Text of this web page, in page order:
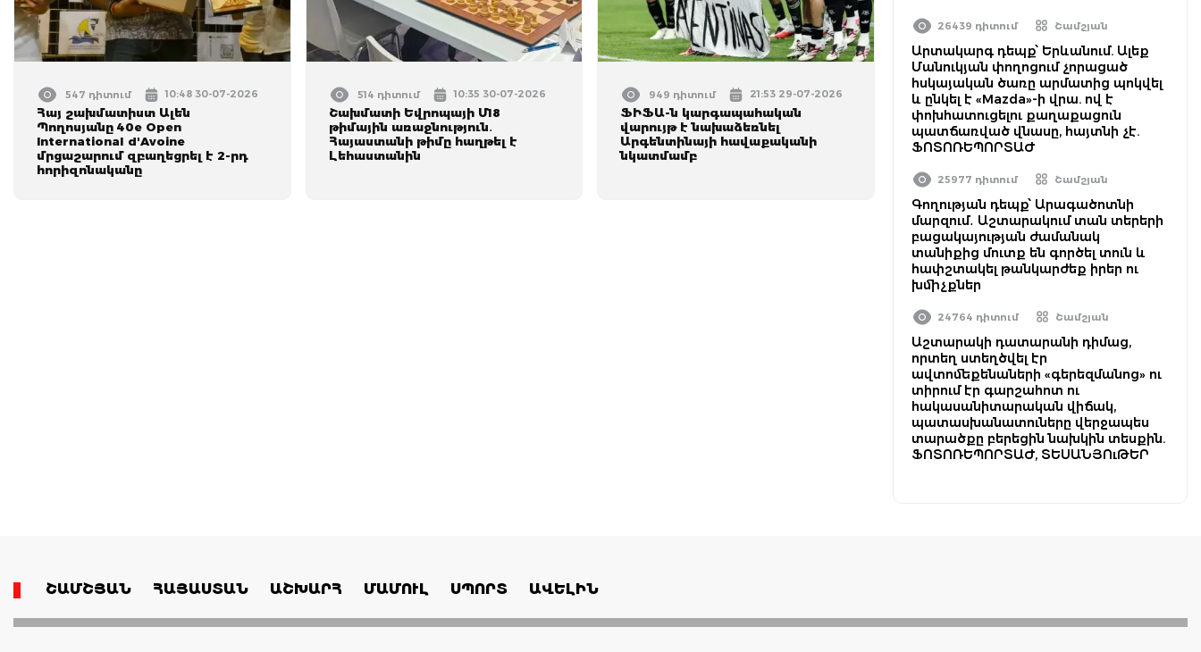
547 դիտում 10:48 30-07-2026
Հայ շախմատիստ Ալեն
Պողոսյանը 40e Open
International d'Avoine
մրցաշարում զբաղեցրել է 2-րդ
հորիզոնականը
514 դիտում 10:35 30-07-2026
Շախմատի Եվրոպայի Մ18
թիմային առաջնություն․
Հայաստանի թիմը հաղթել է
Լեհաստանին
949 դիտում 21:53 29-07-2026
ՖԻՖԱ-ն կարգապահական
վարույթ է նախաձեռնել
Արգենտինայի հավաքականի
նկատմամբ
26439 դիտում Շամշյան
Արտակարգ դեպք՝ Երևանում. Ալեք
Մանուկյան փողոցում չորացած
հսկայական ծառը արմատից պոկվել
և ընկել է «Mazda»-ի վրա. ով է
փոխհատուցելու քաղաքացուն
պատճառված վնասը, հայտնի չէ.
ՖՈՏՈՌԵՊՈՐՏԱԺ
25977 դիտում Շամշյան
Գողության դեպք՝ Արագածոտնի
մարզում․ Աշտարակում տան տերերի
բացակայության ժամանակ
տանիքից մուտք են գործել տուն և
հափշտակել թանկարժեք իրեր ու
խմիչքներ
24764 դիտում Շամշյան
Աշտարակի դատարանի դիմաց,
որտեղ ստեղծվել էր
ավտոմեքենաների «գերեզմանոց» ու
տիրում էր գարշահոտ ու
հակասանիտարական վիճակ,
պատասխանատուները վերջապես
տարածքը բերեցին նախկին տեսքին.
ՖՈՏՈՌԵՊՈՐՏԱԺ, ՏԵՍԱՆՅՈւԹԵՐ
ՇԱՄՇՅԱՆ ՀԱՅԱՍՏԱՆ ԱՇԽԱՐՀ ՄԱՄՈՒԼ ՍՊՈՐՏ ԱՎԵԼԻՆ